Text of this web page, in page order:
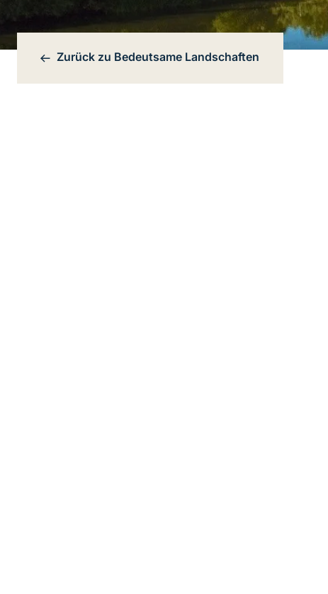
Bereichsnavigation
Zurück zu Bedeutsame Landschaften